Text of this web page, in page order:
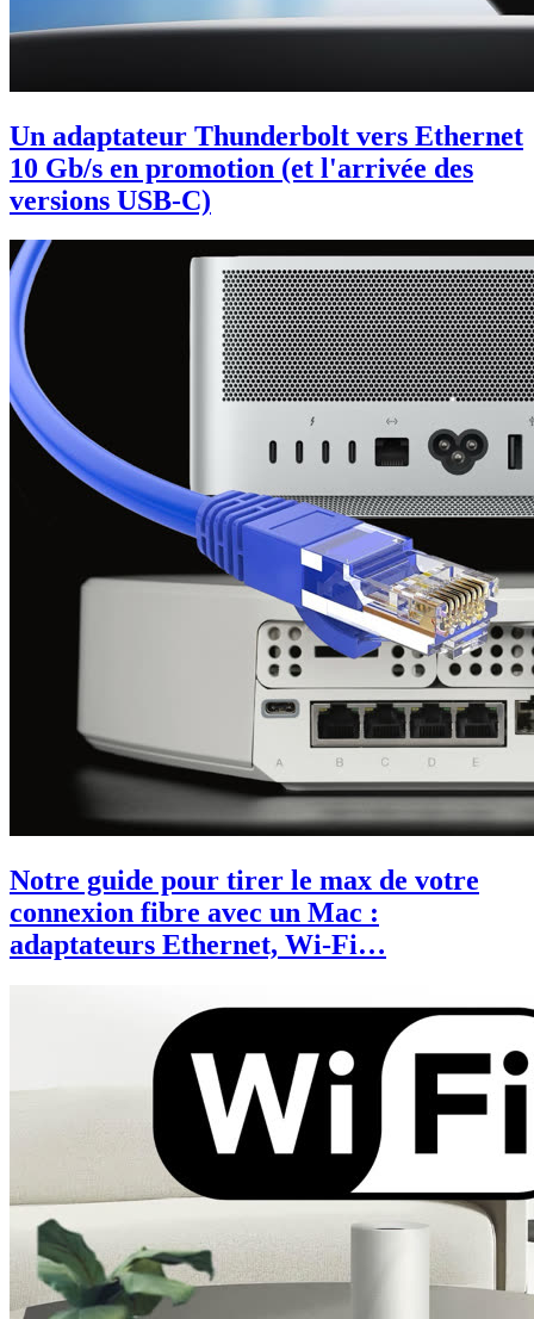
Un adaptateur Thunderbolt vers Ethernet
10 Gb/s en promotion (et l'arrivée des
versions USB-C)
Notre guide pour tirer le max de votre
connexion fibre avec un Mac :
adaptateurs Ethernet, Wi-Fi…